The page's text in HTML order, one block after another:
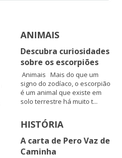
ANIMAIS
Descubra curiosidades
sobre os escorpiões
Animais Mais do que um
signo do zodíaco, o escorpião
é um animal que existe em
solo terrestre há muito t...
HISTÓRIA
A carta de Pero Vaz de
Caminha